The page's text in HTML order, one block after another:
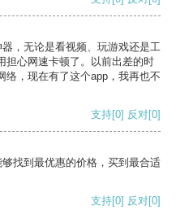
，无论是看视频、玩游戏还是工
担心网速卡顿了。以前出差的时
络，现在有了这个app，我再也不
支持[0] 反对[0]
找到最优惠的价格，买到最合适
支持[0] 反对[0]